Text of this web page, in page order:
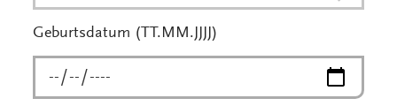
Geburtsdatum (TT.MM.JJJJ)